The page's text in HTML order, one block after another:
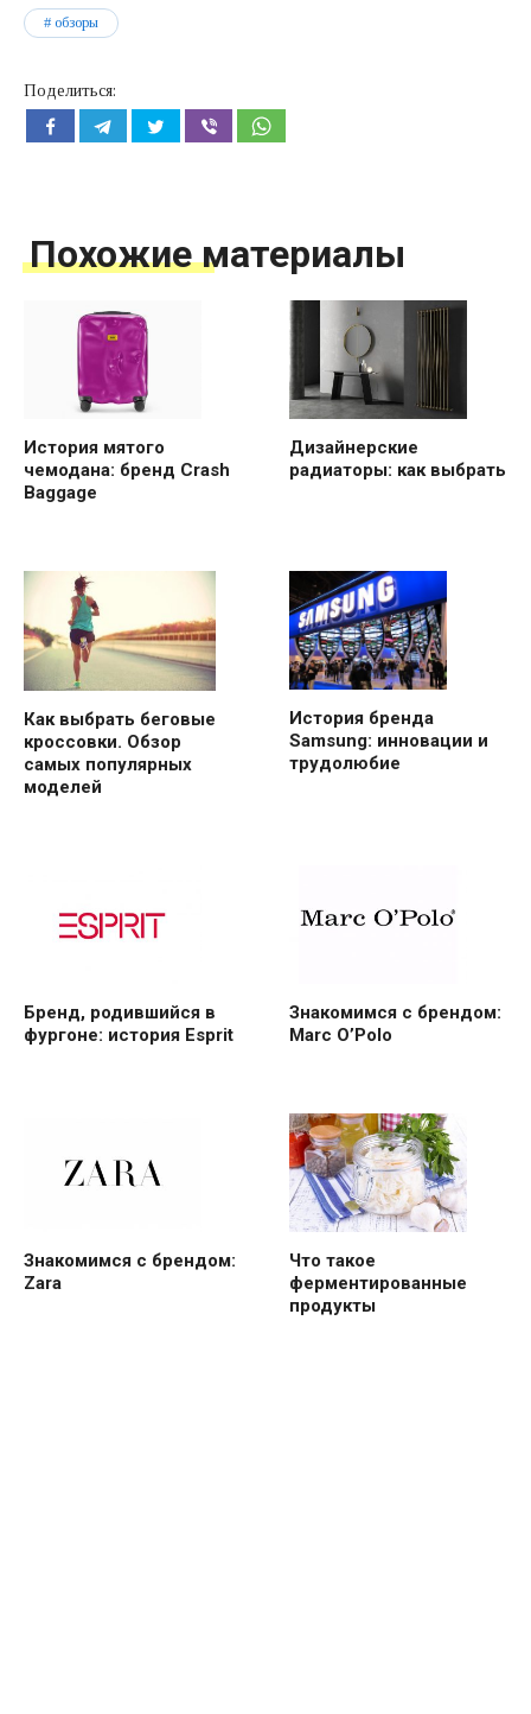
обзоры
Поделиться:
Похожие материалы
История мятого
чемодана: бренд Crash
Baggage
Дизайнерские
радиаторы: как выбрать
Как выбрать беговые
кроссовки. Обзор
самых популярных
моделей
История бренда
Samsung: инновации и
трудолюбие
Бренд, родившийся в
фургоне: история Esprit
Знакомимся с брендом:
Marc O’Polo
Знакомимся с брендом:
Zara
Что такое
ферментированные
продукты